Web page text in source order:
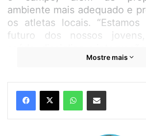
ambiente mais adequado e
os atletas locais.
futuro dos nossos jovens,
do esporte”, afirmou o
Durante o encontro, o
importância da obra não
Mostre mais